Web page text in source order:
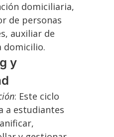
domiciliaria,
de personas
auxiliar de
domicilio.
y
: Este ciclo
a estudiantes